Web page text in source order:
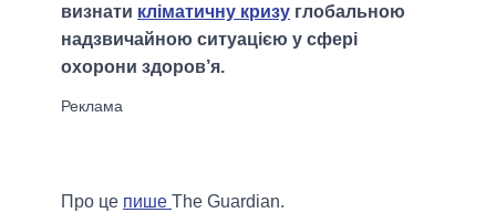
визнати кліматичну кризу глобальною
надзвичайною ситуацією у сфері
охорони здоров’я.
Про це пише The Guardian.